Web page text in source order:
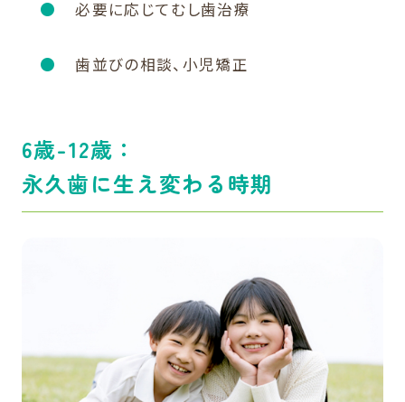
必要に応じてむし歯治療
歯並びの相談、小児矯正
6歳-12歳：
永久歯に生え変わる時期